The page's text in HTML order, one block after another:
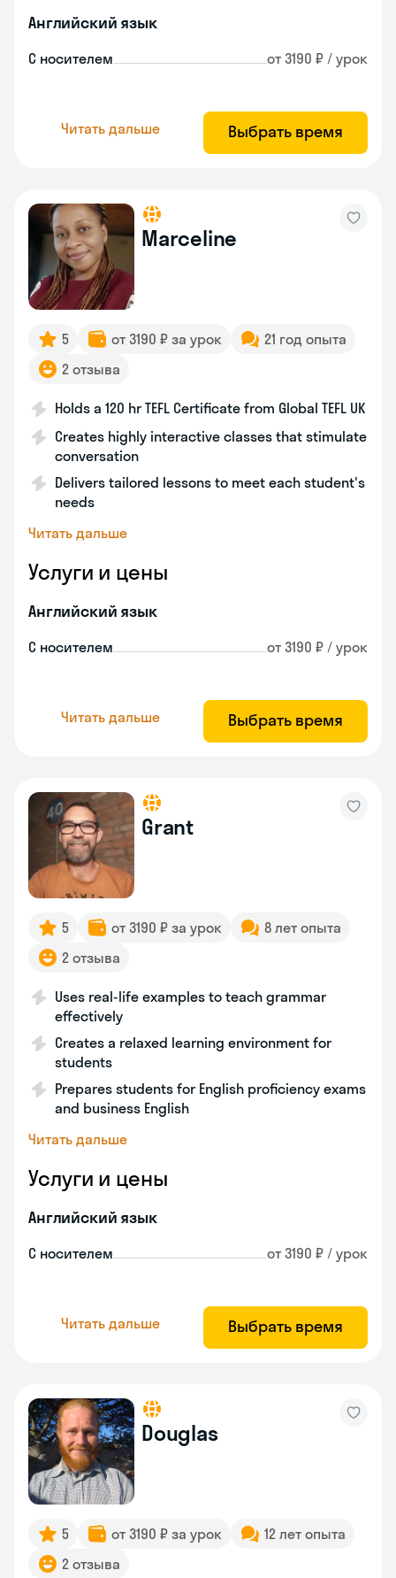
Английский язык
С носителем от 3190 ₽ / урок
Читать дальше Выбрать время
Marceline
5 от 3190 ₽ за урок
21 год опыта
2 отзыва
Holds a 120 hr TEFL Certificate from Global TEFL UK
Creates highly interactive classes that stimulate
conversation
Delivers tailored lessons to meet each student's
needs
Читать дальше
Услуги и цены
Английский язык
С носителем от 3190 ₽ / урок
Читать дальше Выбрать время
Grant
5 от 3190 ₽ за урок
8 лет опыта
2 отзыва
Uses real-life examples to teach grammar
effectively
Creates a relaxed learning environment for
students
Prepares students for English proficiency exams
and business English
Читать дальше
Услуги и цены
Английский язык
С носителем от 3190 ₽ / урок
Читать дальше Выбрать время
Douglas
5 от 3190 ₽ за урок
12 лет опыта
2 отзыва